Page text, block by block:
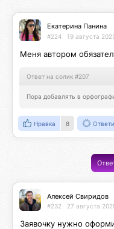
Екатерина Панина
#224 19 августа
Меня автором
Ответ на солик #207
Пора добавлять в
Нравка 8
Алексей Свиридов
#232 27 августа
Заявочку нужно